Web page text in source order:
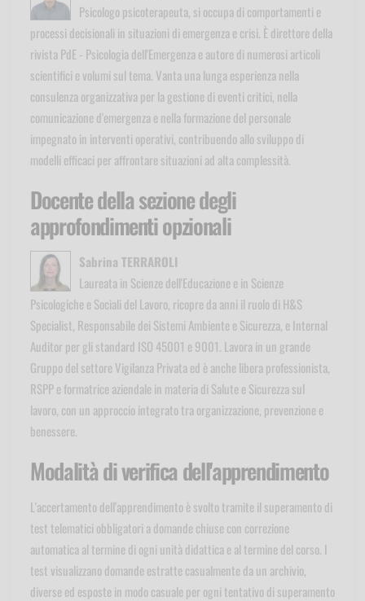
Psicologo psicoterapeuta, si occupa di comportamenti e
processi decisionali in situazioni di emergenza e crisi. È direttore della
rivista PdE - Psicologia dell'Emergenza e autore di numerosi articoli
scientifici e volumi sul tema. Vanta una lunga esperienza nella
consulenza organizzativa per la gestione di eventi critici, nella
comunicazione d'emergenza e nella formazione del personale
impegnato in interventi operativi, contribuendo allo sviluppo di
modelli efficaci per affrontare situazioni ad alta complessità.
Docente della sezione degli
approfondimenti opzionali
Sabrina TERRAROLI
Laureata in Scienze dell'Educazione e in Scienze
Psicologiche e Sociali del Lavoro, ricopre da anni il ruolo di H&S
Specialist, Responsabile dei Sistemi Ambiente e Sicurezza, e Internal
Auditor per gli standard ISO 45001 e 9001. Lavora in un grande
Gruppo del settore Vigilanza Privata ed è anche libera professionista,
RSPP e formatrice aziendale in materia di Salute e Sicurezza sul
lavoro, con un approccio integrato tra organizzazione, prevenzione e
benessere.
Modalità di verifica dell'apprendimento
L'accertamento dell'apprendimento è svolto tramite il superamento di
test telematici obbligatori a domande chiuse con correzione
automatica al termine di ogni unità didattica e al termine del corso. I
test visualizzano domande estratte casualmente da un archivio,
diverse ed esposte in modo casuale per ogni tentativo di superamento